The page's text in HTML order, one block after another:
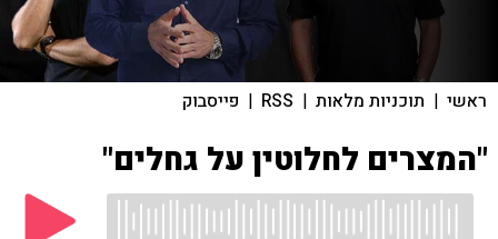
ראשי | תוכניות מלאות |
RSS
| פייסבוק
"המצרים לחלוטין על גחלים"